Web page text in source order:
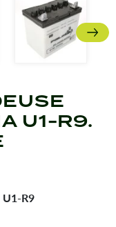
U1-R9.
R9